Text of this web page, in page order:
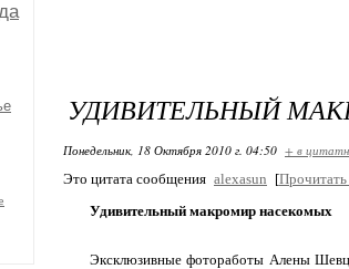
УДИВИТЕЛЬНЫЙ
Понедельник, 18 Октября 2010 г. 04:50 + в
Это цитата сообщения alexasun [
Удивительный макромир насекомых
Эксклюзивные фотоработы Алены